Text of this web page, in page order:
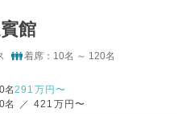
館
着席：10名 ～ 120名
名291 万円〜
名 ／ 421万円〜